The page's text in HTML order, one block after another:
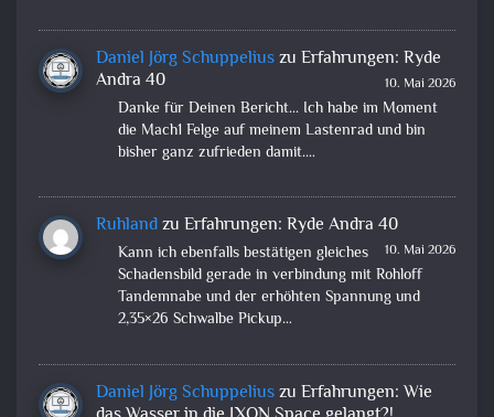
Daniel Jörg Schuppeliuszu Erfahrungen: Ryde
Andra 40
10. Mai 2026
Danke für Deinen Bericht... Ich habe im Moment
die Mach1 Felge auf meinem Lastenrad und bin
bisher ganz zufrieden damit.…
Ruhlandzu Erfahrungen: Ryde Andra 40
10. Mai 2026
Kann ich ebenfalls bestätigen gleiches
Schadensbild gerade in verbindung mit Rohloff
Tandemnabe und der erhöhten Spannung und
2,35×26 Schwalbe Pickup…
Daniel Jörg Schuppeliuszu Erfahrungen: Wie